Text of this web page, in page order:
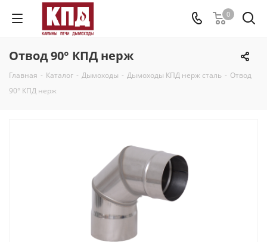
0
Отвод 90° КПД нерж
Главная - Каталог - Дымоходы - Дымоходы КПД нерж сталь - Отвод
90° КПД нерж